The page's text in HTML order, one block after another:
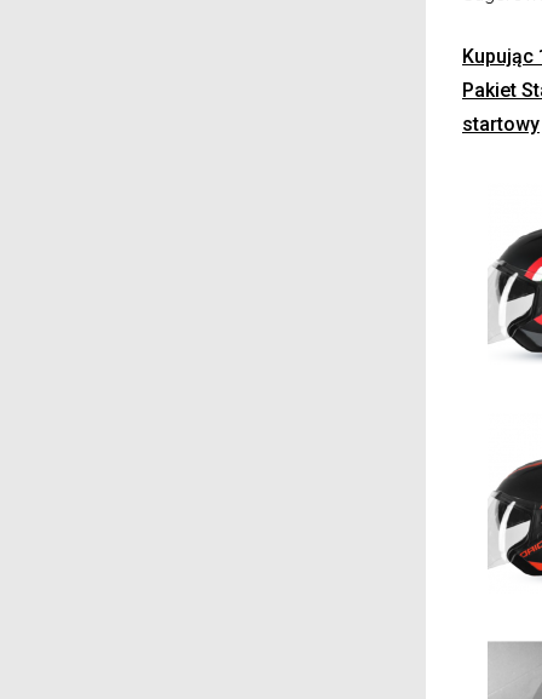
Kupując
Pakiet
startowy